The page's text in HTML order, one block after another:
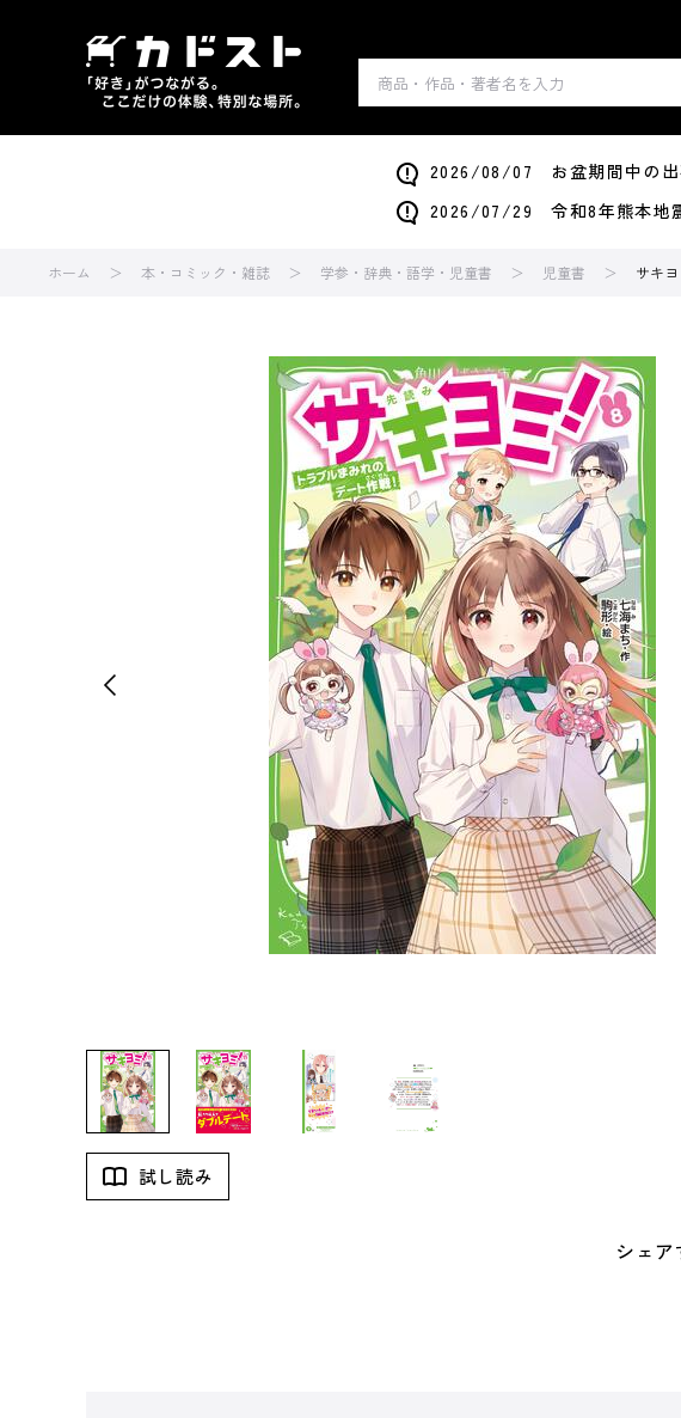
2026/08/07 お盆期間中の出
2026/07/29 令和8年熊本地
ホーム 本・コミック・雑誌 学参・辞典・語学・児童書 児童書 サキ
試し読み
シェア